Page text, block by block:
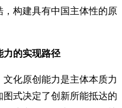
构建具有中国主体性的原
力的实现路径
化原创能力是主体本质力
式决定了创新所能抵达的